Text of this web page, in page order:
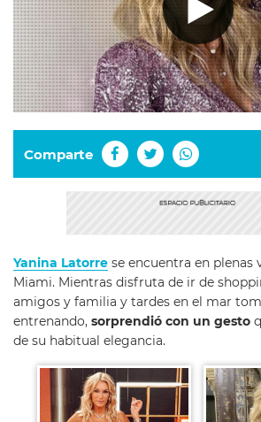
Comparte
Yanina Latorre se encuentra en plenas
Miami. Mientras disfruta de ir de
amigos y familia y tardes en el mar
entrenando, sorprendió con un gesto
de su habitual elegancia.